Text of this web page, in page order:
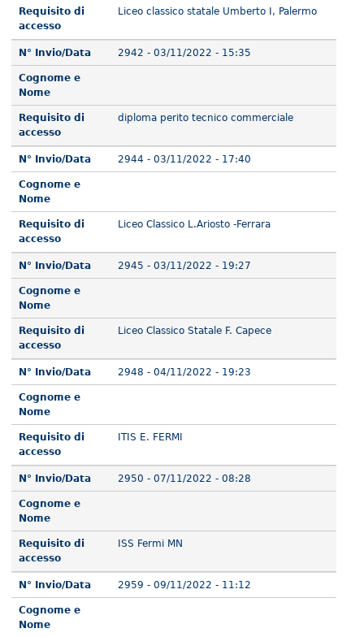
Requisito di
accesso
Liceo classico statale Umberto I, Palermo
N° Invio/Data 2942 - 03/11/2022 - 15:35
Cognome e
Nome
Requisito di
accesso
diploma perito tecnico commerciale
N° Invio/Data 2944 - 03/11/2022 - 17:40
Cognome e
Nome
Requisito di
accesso
Liceo Classico L.Ariosto -Ferrara
N° Invio/Data 2945 - 03/11/2022 - 19:27
Cognome e
Nome
Requisito di
accesso
Liceo Classico Statale F. Capece
N° Invio/Data 2948 - 04/11/2022 - 19:23
Cognome e
Nome
Requisito di
accesso
ITIS E. FERMI
N° Invio/Data 2950 - 07/11/2022 - 08:28
Cognome e
Nome
Requisito di
accesso
ISS Fermi MN
N° Invio/Data 2959 - 09/11/2022 - 11:12
Cognome e
Nome